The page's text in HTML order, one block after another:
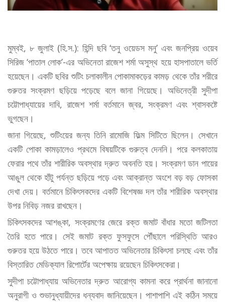
মুম্বই, ৮ জুলাই (হি.স.): হিন্দি ছবি ‘তনু ওয়েডস মনু’ এবং জনপ্রিয় ওয়েব
সিরিজ ‘পাতাল লোক’-এর অভিনেতা রাজেশ শর্মা অসুস্থ হয়ে হাসপাতালে ভর্তি
হয়েছেন। একটি ছবির শুটিং চলাকালীন পোকামাকড়ের কামড় থেকে তাঁর শরীরে
গুরুতর সংক্রমণ ছড়িয়ে পড়েছে বলে জানা গিয়েছে। অভিনেত্রী সুদীপা
চট্টোপাধ্যায়ের দাবি, রাজেশ শর্মা বর্তমানে জ্বর, সংক্রমণ এবং শ্বাসকষ্টে
ভুগছেন।
জানা গিয়েছে, শুটিংয়ের জন্য তিনি রামোজি ফিল্ম সিটিতে ছিলেন। সেখানে
একটি পোকা কামড়ালেও প্রথমে বিষয়টিকে গুরুত্ব দেননি। পরে কলকাতায়
ফেরার পথে তাঁর শারীরিক অবস্থার দ্রুত অবনতি হয়। সংক্রমণ ডান পায়ের
আঙুল থেকে হাঁটু পর্যন্ত ছড়িয়ে পড়ে এবং আক্রান্ত অংশে বড় বড় ফোসকা
দেখা দেয়। বর্তমানে চিকিৎসকদের একটি বিশেষজ্ঞ দল তাঁর শারীরিক অবস্থার
উপর নিবিড় নজর রাখছেন।
চিকিৎসকদের আশঙ্কা, সংক্রমণের জেরে রক্ত জমাট বাঁধার মতো জটিলতা
তৈরি হতে পারে। সেই জমাট রক্ত ফুসফুসে পৌঁছালে পরিস্থিতি আরও
গুরুতর হয়ে উঠতে পারে। তবে আপাতত অভিনেতার চিকিৎসা চলছে এবং তাঁর
বিস্তারিত মেডিক্যাল রিপোর্টের অপেক্ষায় রয়েছেন চিকিৎসকেরা।
সুদীপা চট্টোপাধ্যায় অভিনেতার দ্রুত আরোগ্য কামনা করে প্রার্থনা জানানো
অনুরাগী ও শুভানুধ্যায়ীদের ধন্যবাদ জানিয়েছেন। পাশাপাশি এই কঠিন সময়ে